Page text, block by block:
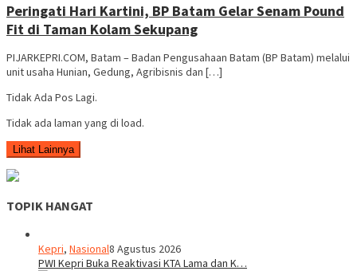
Peringati Hari Kartini, BP Batam Gelar Senam Pound
Fit di Taman Kolam Sekupang
PIJARKEPRI.COM, Batam – Badan Pengusahaan Batam (BP Batam) melalui
unit usaha Hunian, Gedung, Agribisnis dan […]
Tidak Ada Pos Lagi.
Tidak ada laman yang di load.
Lihat Lainnya
TOPIK HANGAT
Kepri, Nasional8 Agustus 2026
PWI Kepri Buka Reaktivasi KTA Lama dan K…